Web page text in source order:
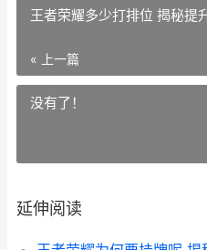
王者荣耀多少打排位 揭秘提
« 上一篇
没有了！
延伸阅读